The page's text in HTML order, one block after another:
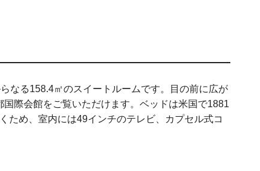
なる158.4㎡のスイートルームです。目の前に広が
際会館をご覧いただけます。ベッドは米国で1881
ため、室内には49インチのテレビ、カプセル式コ